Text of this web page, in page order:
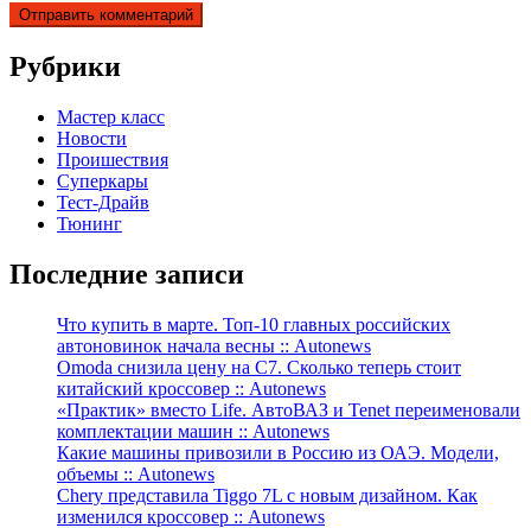
Рубрики
Мастер класс
Новости
Проишествия
Суперкары
Тест-Драйв
Тюнинг
Последние записи
Что купить в марте. Топ-10 главных российских
автоновинок начала весны :: Autonews
Omoda снизила цену на C7. Сколько теперь стоит
китайский кроссовер :: Autonews
«Практик» вместо Life. АвтоВАЗ и Tenet переименовали
комплектации машин :: Autonews
Какие машины привозили в Россию из ОАЭ. Модели,
объемы :: Autonews
Chery представила Tiggo 7L с новым дизайном. Как
изменился кроссовер :: Autonews